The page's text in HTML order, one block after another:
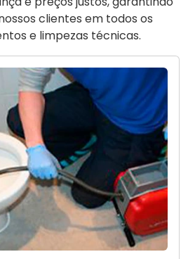
clientes em todos os
e limpezas técnicas.